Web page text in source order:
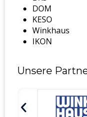
DOM
KESO
Winkhaus
IKON
Unsere